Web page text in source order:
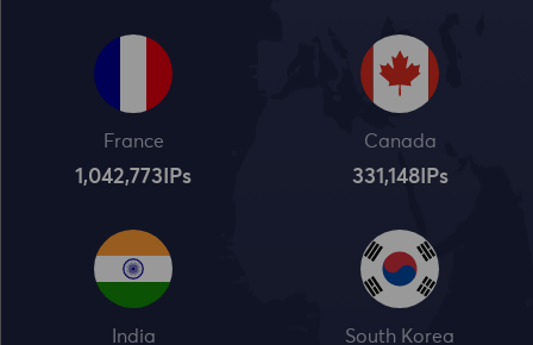
France
1,042,773 IPs
Canada
331,148IPs
India South Korea